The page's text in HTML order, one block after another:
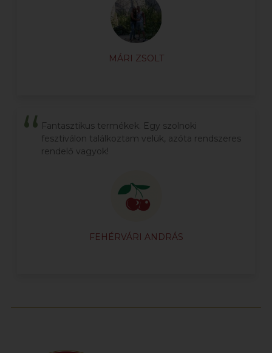
MÁRI ZSOLT
Fantasztikus termékek. Egy szolnoki
fesztiválon találkoztam velük, azóta rendszeres
rendelő vagyok!
FEHÉRVÁRI ANDRÁS